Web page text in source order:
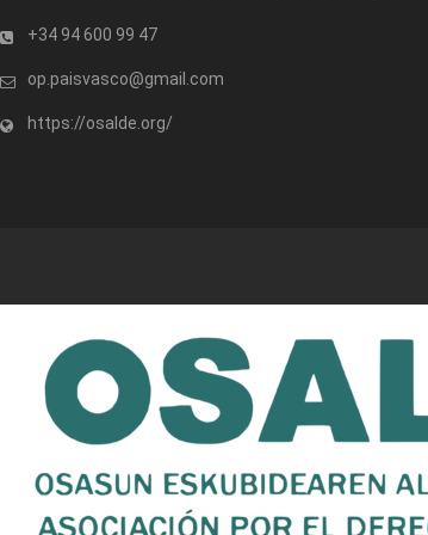
+34 94 600 99 47
op.paisvasco@gmail.com
https://osalde.org/